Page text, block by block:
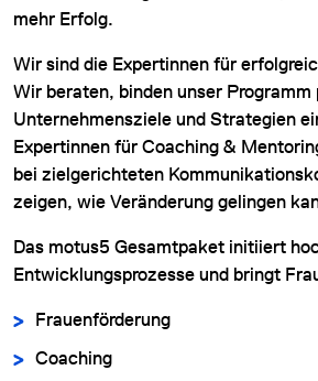
mehr Erfolg.
Wir sind die Expertinnen für
Wir beraten, binden unser Programm
Unternehmensziele und Strategien
Expertinnen für Coaching &
bei zielgerichteten
zeigen, wie Veränderung gelingen
Das motus5 Gesamtpaket initiiert
Entwicklungsprozesse und bringt
Frauenförderung
Coaching